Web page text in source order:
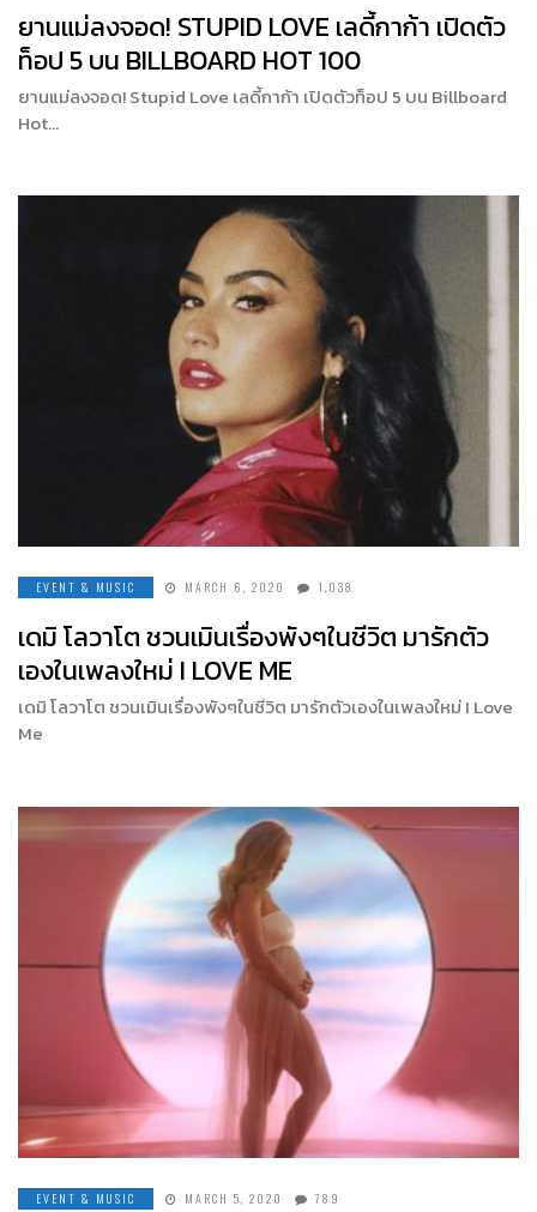
ยานแม่ลงจอด! STUPID LOVE เลดี้กาก้า เปิดตัว
ท็อป 5 บน BILLBOARD HOT 100
ยานแม่ลงจอด! Stupid Love เลดี้กาก้า เปิดตัวท็อป 5 บน Billboard
Hot…
EVENT & MUSIC MARCH 6, 2020 1,038
เดมิ โลวาโต ชวนเมินเรื่องพังๆในชีวิต มารักตัว
เองในเพลงใหม่ I LOVE ME
เดมิ โลวาโต ชวนเมินเรื่องพังๆในชีวิต มารักตัวเองในเพลงใหม่ I Love
Me
EVENT & MUSIC MARCH 5, 2020 789